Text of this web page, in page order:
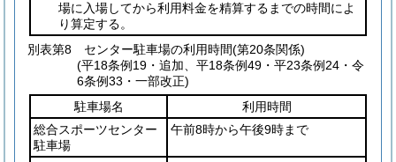
場に入場してから利用料金を精算するまでの時間によ
り算定する。
別表第8 センター駐車場の利用時間(第20条関係)
(平18条例19・追加、平18条例49・平23条例24・令
6条例33・一部改正)
駐車場名
利用時間
総合スポーツセンター
駐車場
午前8時から午後9時まで